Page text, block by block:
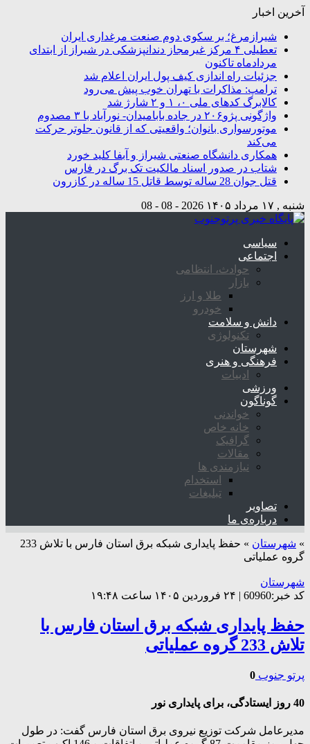
آخرین اخبار
شیرازمرغ؛ بر سکوی دوم صنعت مرغداری ایران
تعطیلی ۴ مرکز غیرمجاز دندانپزشکی در شیراز از ابتدای
مردادماه تاکنون
جزئیات راه اندازی کیف پول ایران اعلام شد
ترامپ: مذاکرات با تهران خوب پیش می‌رود
کالابرگ کدهای ملی ۰، ۱ و ۲ شارژ شد
واژگونی پژو۲۰۶ در جاده بابامیدان- نورآباد با ۳ مصدوم
موتورسواری بانوان؛ واقعیتی که از قانون جلوتر حرکت
می‌کند
همکاری دانشگاه صنعتی شیراز و آبفا کلید خورد
شتاب در صدور اسناد مالکیت تک برگ در فارس
قتل جوان 28 ساله توسط قاتل 15 ساله در کازرون
شنبه , ۱۷ مرداد ۱۴۰۵ 2026 - 08 - 08
سیاسی
اجتماعی
حوادث، انتظامی
بازار
طلا و ارز
خودرو
دانش و سلامت
تکنولوژی
شهرستان
فرهنگی و هنری
ادبیات
ورزشی
گوناگون
خواندنی
خانه خاص
گرافیک
مقالات
نیازمندی ها
استخدام
تبلیغات
تصاویر
درباره‌ی ما
» شهرستان »
حفظ پایداری شبکه برق استان فارس با تلاش 233
گروه عملیاتی
شهرستان
کد خبر:60960 | ۲۴ فروردین ۱۴۰۵ ساعت ۱۹:۴۸
حفظ پایداری شبکه برق استان فارس با
تلاش 233 گروه عملیاتی
پرتو جنوب 0
40 روز ایستادگی، برای پایداری نور
مدیرعامل شرکت توزیع نیروی برق استان فارس گفت: در طول